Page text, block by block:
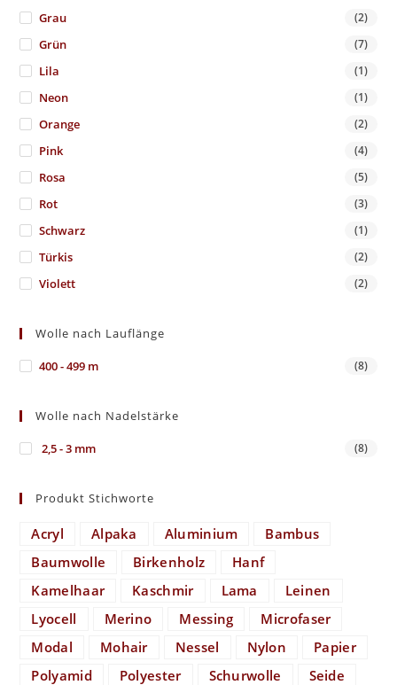
Grau (2)
Grün (7)
Lila (1)
Neon (1)
Orange (2)
Pink (4)
Rosa (5)
Rot (3)
Schwarz (1)
Türkis (2)
Violett (2)
Wolle nach Lauflänge
400 - 499 m (8)
Wolle nach Nadelstärke
2,5 - 3 mm (8)
Produkt Stichworte
Acryl Alpaka Aluminium
Bambus
Baumwolle
Birkenholz
Hanf
Kamelhaar
Kaschmir Lama
Leinen
Lyocell
Merino Messing
Microfaser
Modal
Mohair Nessel Nylon
Papier
Polyamid
Polyester Schurwolle
Seide